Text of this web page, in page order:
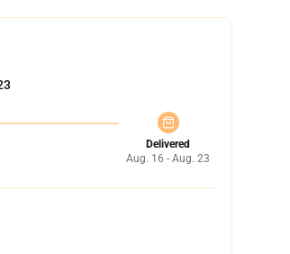
Delivered
Aug. 16 - Aug. 23